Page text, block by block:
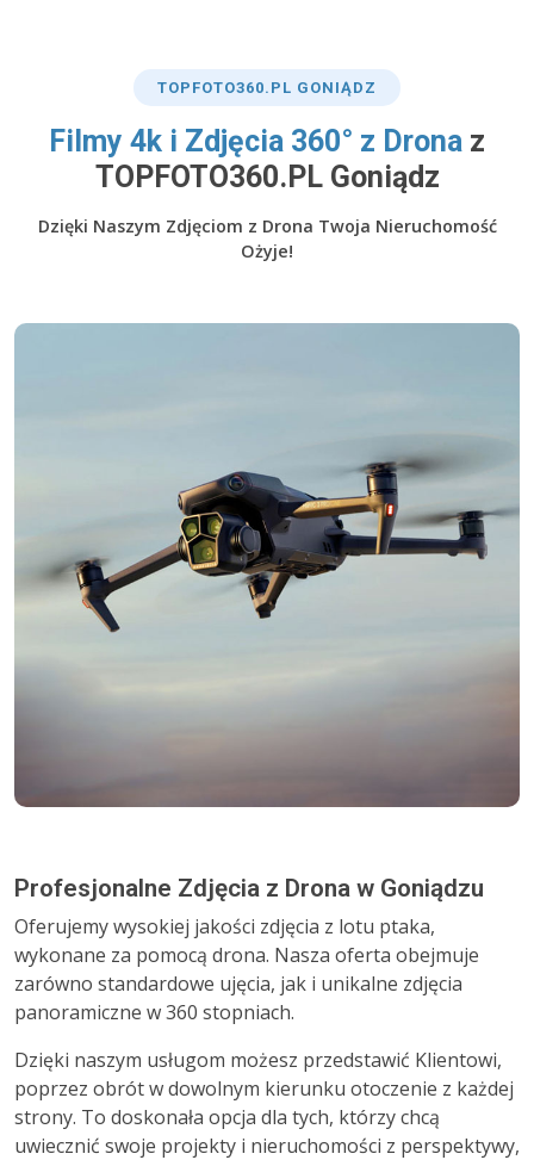
TOP FOTO360.PL GONIĄDZ
​Filmy 4k i Zdjęcia 360° z Drona z
TOPFOTO360.PL Goniądz
Dzięki Naszym Zdjęciom z Drona Twoja Nieruchomość
Ożyje!
Profesjonalne Zdjęcia z Drona w Goniądzu
Oferujemy wysokiej jakości zdjęcia z lotu ptaka,
wykonane za pomocą drona. Nasza oferta obejmuje
zarówno standardowe ujęcia, jak i unikalne zdjęcia
panoramiczne w 360 stopniach.
Dzięki naszym usługom możesz przedstawić Klientowi,
poprzez obrót w dowolnym kierunku otoczenie z każdej
strony. To doskonała opcja dla tych, którzy chcą
uwiecznić swoje projekty i nieruchomości z perspektywy,